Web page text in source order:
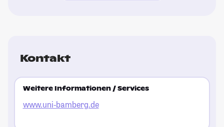
Kontakt
Weitere Informationen / Services
www.uni-bamberg.de